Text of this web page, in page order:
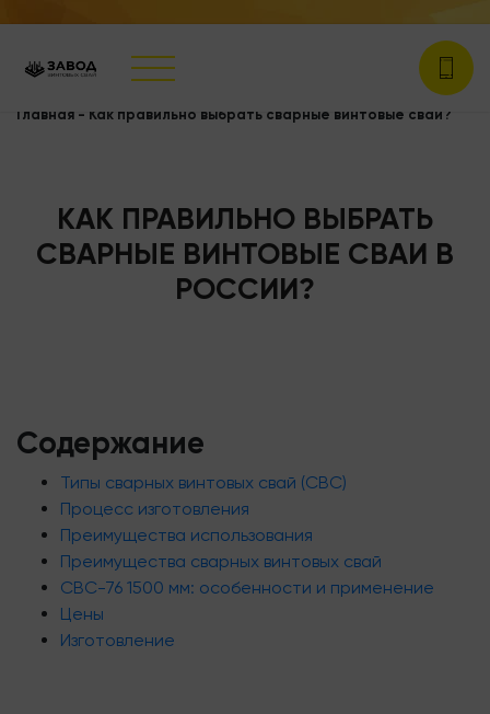
Главная - Как правильно выбрать сварные винтовые сваи?
КАК ПРАВИЛЬНО ВЫБРАТЬ
СВАРНЫЕ ВИНТОВЫЕ СВАИ В
РОССИИ?
Содержание
Типы сварных винтовых свай (СВС)
Процесс изготовления
Преимущества использования
Преимущества сварных винтовых свай
СВС-76 1500 мм: особенности и применение
Цены
Изготовление